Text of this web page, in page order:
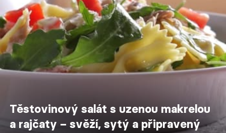
Těstovinový salát s uzenou makrelou
a rajčaty – svěží, sytý a připravený